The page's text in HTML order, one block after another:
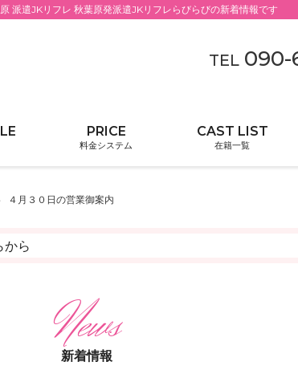
派遣JKリフレ 秋葉原発派遣JKリフレらびらびの新着情報です
TEL 090-
料金システム 在籍一覧
４月３０日の営業御案内
から
新着情報